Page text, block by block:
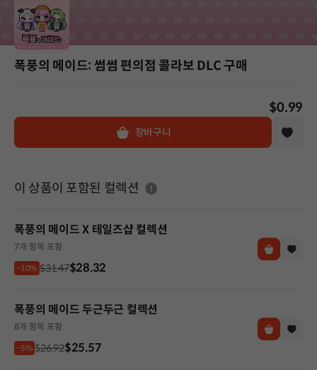
폭풍의 메이드: 썸썸 편의점 콜라보 DLC 구매
$0.99
장바구니
이 상품이 포함된 컬렉션 도움말
폭풍의 메이드 X 테일즈샵 컬렉션
7개 항목 포함
-10% $31.47$28.32
폭풍의 메이드 두근두근 컬렉션
8개 항목 포함
-5% $26.92$25.57